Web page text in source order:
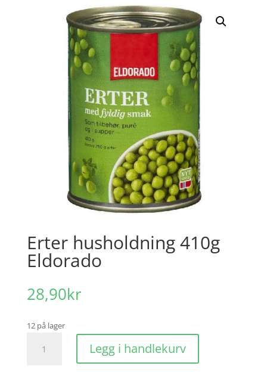
Erter husholdning 410g
Eldorado
28,90kr
12 på lager
husholdning
Legg i handlekurv